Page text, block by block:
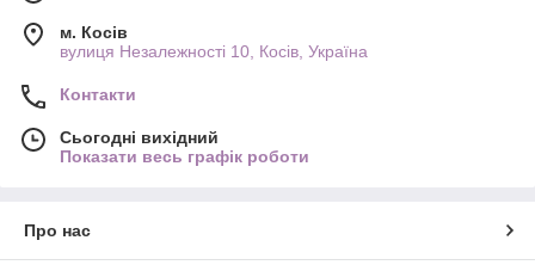
м. Косів
вулиця Незалежності 10, Косів, Україна
Контакти
Сьогодні вихідний
Показати весь графік роботи
Про нас